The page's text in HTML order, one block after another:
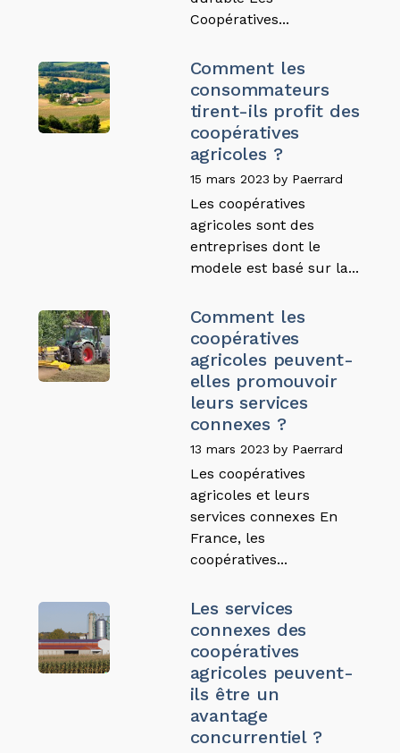
Coopératives...
Comment les
consommateurs
tirent-ils profit des
coopératives
agricoles ?
15 mars 2023 by Paerrard
Les coopératives
agricoles sont des
entreprises dont le
modele est basé sur la...
Comment les
coopératives
agricoles peuvent-
elles promouvoir
leurs services
connexes ?
13 mars 2023 by Paerrard
Les coopératives
agricoles et leurs
services connexes En
France, les
coopératives...
Les services
connexes des
coopératives
agricoles peuvent-
ils être un
avantage
concurrentiel ?